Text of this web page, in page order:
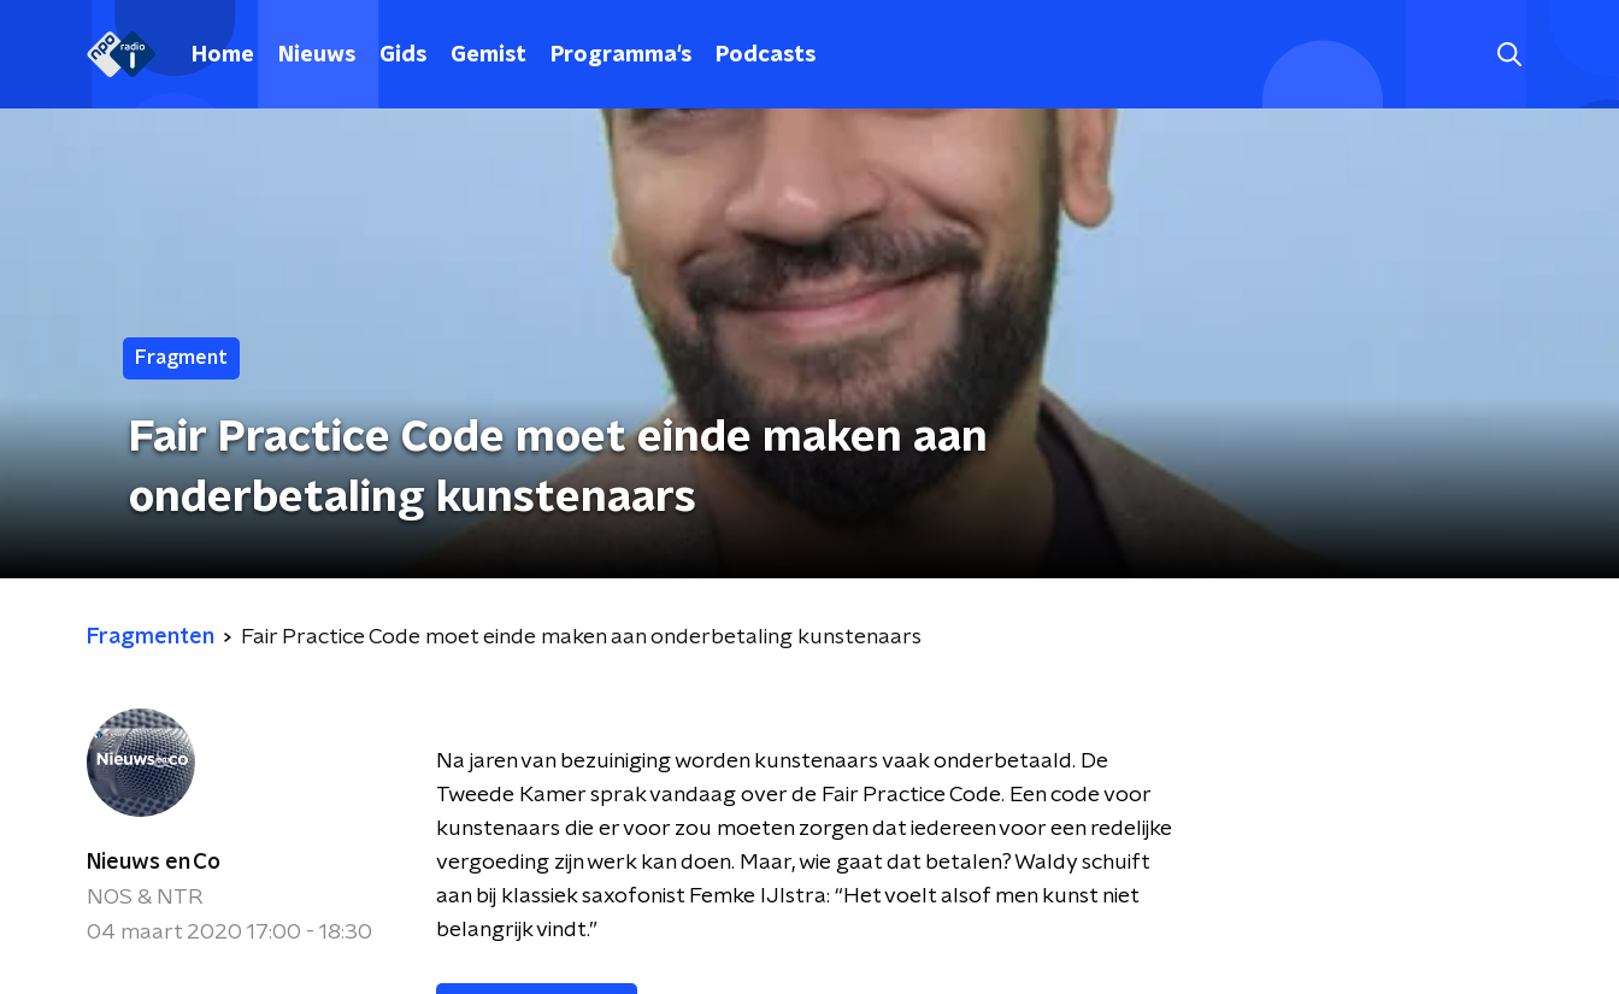
Home Nieuws Gids Gemist Programma's Podcasts
Fragment
Fair Practice Code moet einde maken aan
onderbetaling kunstenaars
Fragmenten Fair Practice Code moet einde maken aan onderbetaling kunstenaars
Nieuws en Co
NOS & NTR
04 maart 2020 17:00 - 18:30
Na jaren van bezuiniging worden kunstenaars vaak onderbetaald. De
Tweede Kamer sprak vandaag over de Fair Practice Code. Een code voor
kunstenaars die er voor zou moeten zorgen dat iedereen voor een redelijke
vergoeding zijn werk kan doen. Maar, wie gaat dat betalen? Waldy schuift
aan bij klassiek saxofonist Femke IJlstra: “Het voelt alsof men kunst niet
belangrijk vindt.”